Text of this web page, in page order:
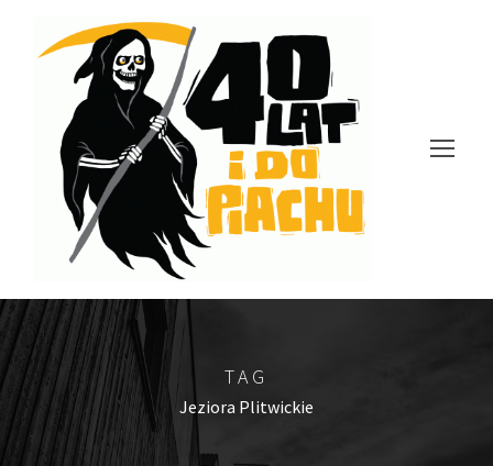
TAG
Jeziora Plitwickie